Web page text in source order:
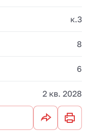
к.3
8
6
2 кв. 2028